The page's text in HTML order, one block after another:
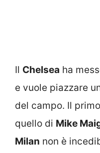
Il Chelsea ha
e vuole piazzare
del campo. Il
quello di Mike
Milan non è